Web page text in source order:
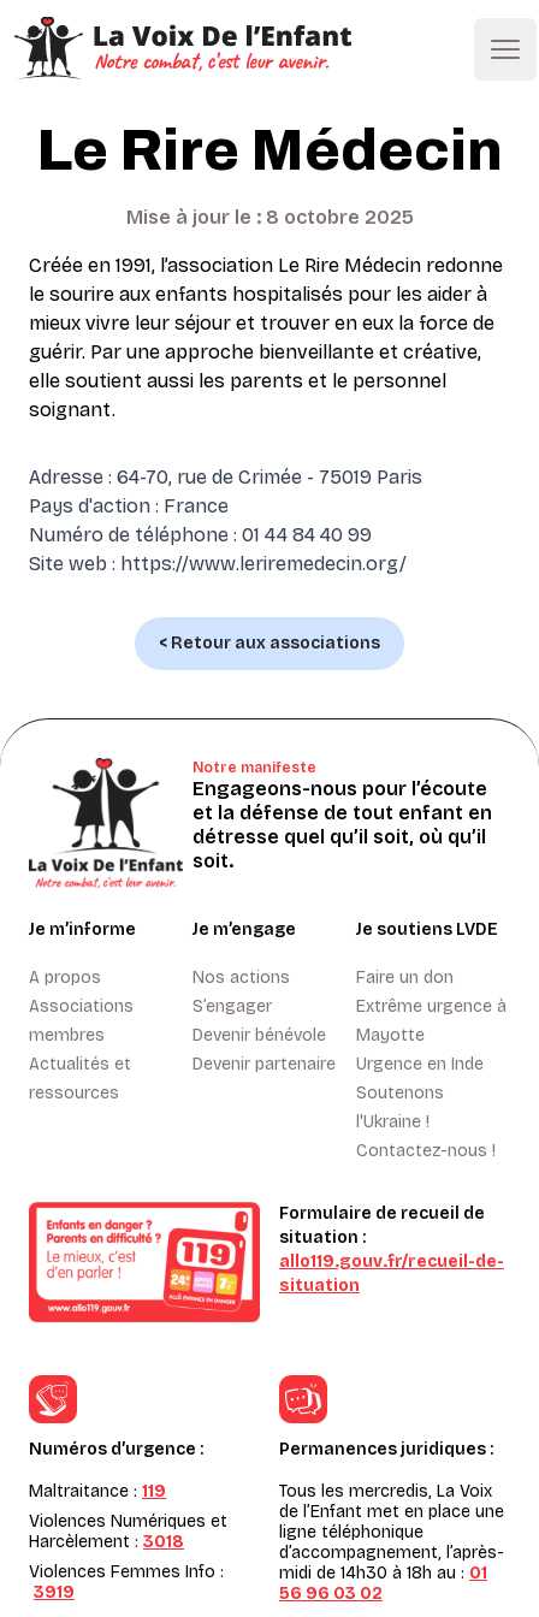
Le Rire Médecin
Mise à jour le : 8 octobre 2025
Créée en 1991, l’association Le Rire Médecin redonne
le sourire aux enfants hospitalisés pour les aider à
mieux vivre leur séjour et trouver en eux la force de
guérir. Par une approche bienveillante et créative,
elle soutient aussi les parents et le personnel
soignant.
Adresse : 64-70, rue de Crimée - 75019 Paris
Pays d'action : France
Numéro de téléphone : 01 44 84 40 99
Site web : https://www.leriremedecin.org/
< Retour aux associations
Notre manifeste
Engageons-nous pour l’écoute
et la défense de tout enfant en
détresse quel qu’il soit, où qu’il
soit.
Je m’informe
A propos
Associations
membres
Actualités et
ressources
Je m’engage
Nos actions
S’engager
Devenir bénévole
Devenir partenaire
Je soutiens LVDE
Faire un don
Extrême urgence à
Mayotte
Urgence en Inde
Soutenons
l'Ukraine !
Contactez-nous !
Formulaire de recueil de
situation :
allo119.gouv.fr/recueil-de-
situation
Numéros d’urgence :
Maltraitance : 119
Violences Numériques et
Harcèlement : 3018
Violences Femmes Info :
3919
Permanences juridiques :
Tous les mercredis, La Voix
de l’Enfant met en place une
ligne téléphonique
d’accompagnement, l’après-
midi de 14h30 à 18h au : 01
56 96 03 02